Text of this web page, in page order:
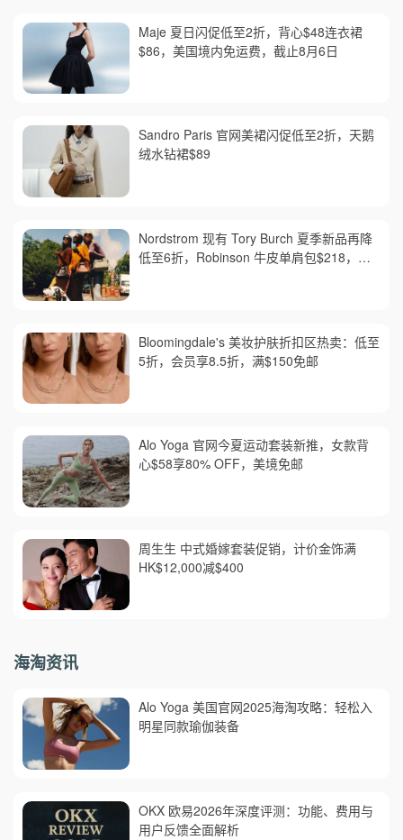
Maje 夏日闪促低至2折，背心$48连衣裙
$86，美国境内免运费，截止8月6日
Sandro Paris 官网美裙闪促低至2折，天鹅
绒水钻裙$89
Nordstrom 现有 Tory Burch 夏季新品再降
低至6折，Robinson 牛皮单肩包$218，买
Bloomingdale's 美妆护肤折扣区热卖：低至
5折，会员享8.5折，满$150免邮
Alo Yoga 官网今夏运动套装新推，女款背
心$58享80% OFF，美境免邮
周生生 中式婚嫁套装促销，计价金饰满
HK$12,000减$400
海淘资讯
Alo Yoga 美国官网2025海淘攻略：轻松入
明星同款瑜伽装备
OKX 欧易2026年深度评测：功能、费用与
用户反馈全面解析